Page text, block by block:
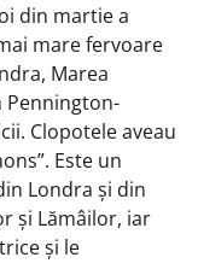
din martie a
mare fervoare
Marea
Pennington-
Clopotele aveau
Este un
Londra și din
și Lămâilor, iar
și le